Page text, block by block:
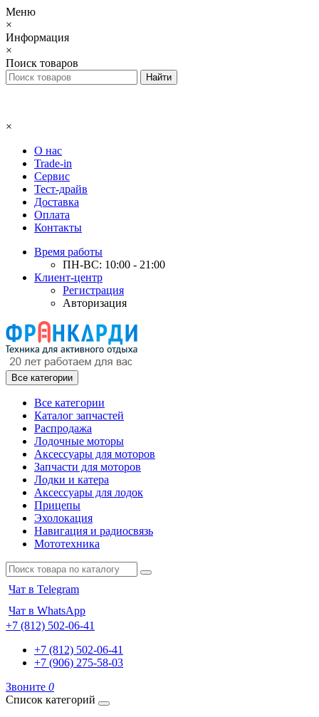
Меню
×
Информация
×
Поиск товаров
×
О нас
Trade-in
Сервис
Тест-драйв
Доставка
Оплата
Контакты
Время работы
ПН-ВС: 10:00 - 21:00
Клиент-центр
Регистрация
Авторизация
Все категории
Все категории
Каталог запчастей
Распродажа
Лодочные моторы
Аксессуары для моторов
Запчасти для моторов
Лодки и катера
Аксессуары для лодок
Прицепы
Эхолокация
Навигация и радиосвязь
Мототехника
Чат в Telegram
Чат в WhatsApp
+7 (812) 502-06-41
+7 (812) 502-06-41
+7 (906) 275-58-03
Звоните 0
Список категорий